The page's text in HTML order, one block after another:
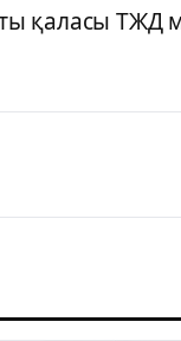
қаласы ТЖД